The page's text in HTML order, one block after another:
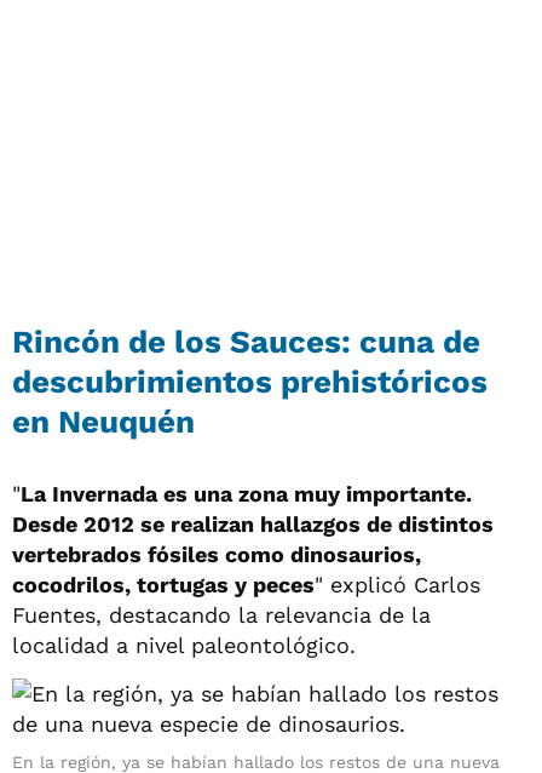
Rincón de los Sauces: cuna de
descubrimientos prehistóricos
en Neuquén
"La Invernada es una zona muy importante.
Desde 2012 se realizan hallazgos de distintos
vertebrados fósiles como dinosaurios,
cocodrilos, tortugas y peces" explicó Carlos
Fuentes, destacando la relevancia de la
localidad a nivel paleontológico.
En la región, ya se habían hallado los restos de una nueva